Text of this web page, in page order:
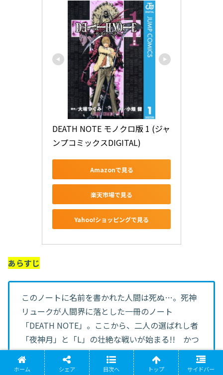
DEATH NOTE モノクロ版 1 (ジャ
ンプコミックスDIGITAL)
Amazonで見る
楽天市場で見る
Yahoo!ショッピングで見る
あらすじ
このノートに名前を書かれた人間は死ぬ…。死神
リュークが人間界に落とした一冊のノート
「DEATH NOTE」。ここから、二人の選ばれし者
「夜神月」と「L」の壮絶な戦いが始まる!! かつ
てないスリルとサスペンス!!
ホーム シェア 目次へ トップ サイドバー